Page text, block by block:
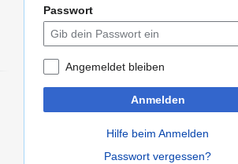
Passwort
Angemeldet bleiben
Anmelden
Hilfe beim Anmelden
Passwort vergessen?